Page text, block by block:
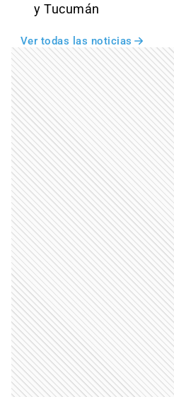
y Tucumán
Ver todas las noticias